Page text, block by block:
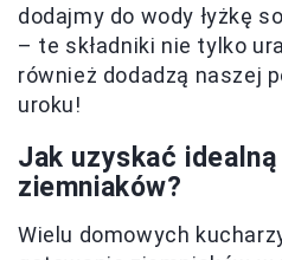
dodajmy do wody łyżkę
– te składniki nie tylko
również dodadzą naszej
uroku!
Jak uzyskać
ziemniaków?
Wielu domowych